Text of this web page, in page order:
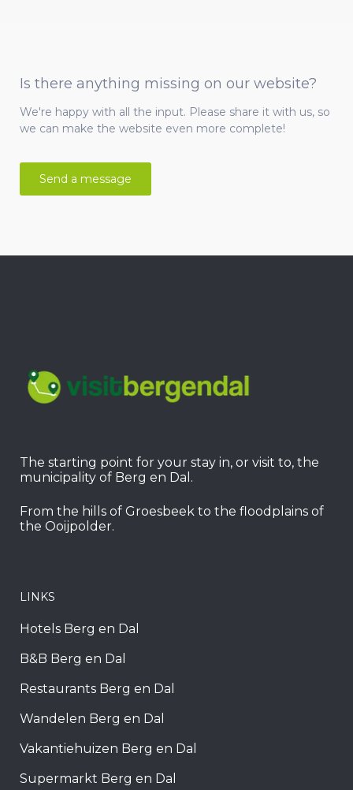
Is there anything missing on our website?
We're happy with all the input. Please share it with us, so
we can make the website even more complete!
Send a message
The starting point for your stay in, or visit to, the
municipality of Berg en Dal.
From the hills of Groesbeek to the floodplains of
the Ooijpolder.
LINKS
Hotels Berg en Dal
B&B Berg en Dal
Restaurants Berg en Dal
Wandelen Berg en Dal
Vakantiehuizen Berg en Dal
Supermarkt Berg en Dal